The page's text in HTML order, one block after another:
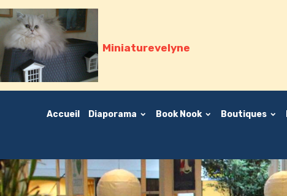
Miniaturevelyne
Accueil Diaporama Book Nook Boutiques